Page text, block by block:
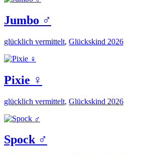
Jumbo ♂️
glücklich vermittelt, Glückskind 2026
Pixie ♀️
glücklich vermittelt, Glückskind 2026
Spock ♂️